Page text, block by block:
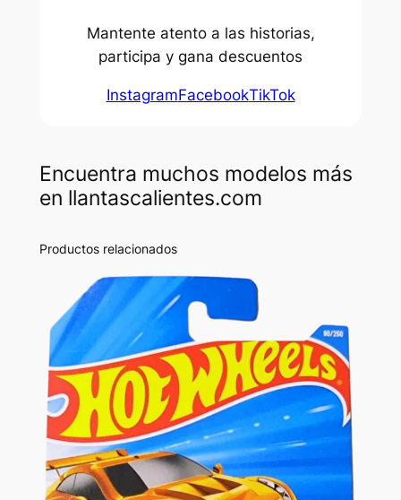
Mantente atento a las historias,
participa y gana descuentos
InstagramFacebookTikTok
Encuentra muchos modelos más
en llantascalientes.com
Productos relacionados